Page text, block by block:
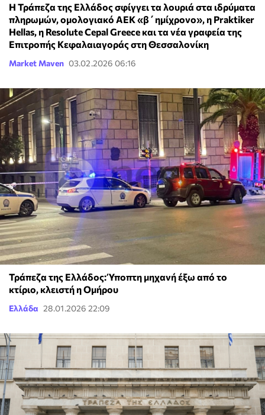
Η Τράπεζα της Ελλάδος σφίγγει τα λουριά στα ιδρύματα
πληρωμών, ομολογιακό ΑΕΚ «β΄ημίχρονο», η Praktiker
Hellas, η Resolute Cepal Greece και τα νέα γραφεία της
Επιτροπής Κεφαλαιαγοράς στη Θεσσαλονίκη
Market Maven 03.02.2026 06:16
Τράπεζα της Ελλάδος: Ύποπτη μηχανή έξω από το
κτίριο, κλειστή η Ομήρου
Ελλάδα 28.01.2026 22:09